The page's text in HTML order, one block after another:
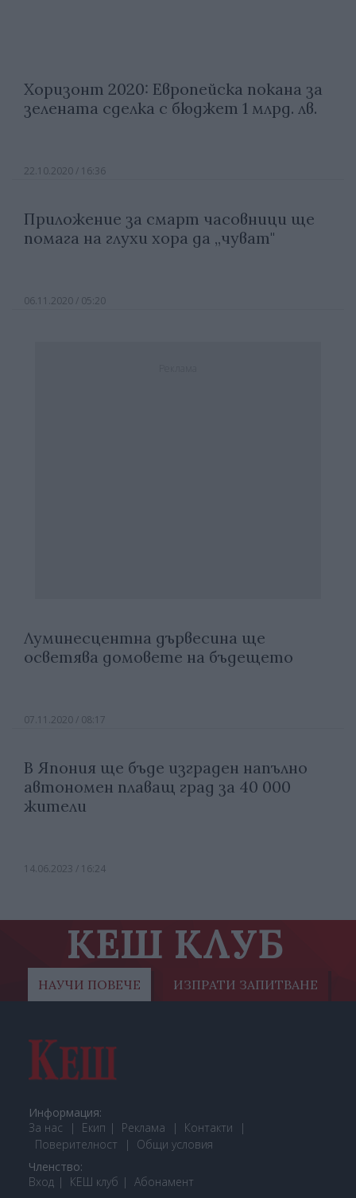
Хоризонт 2020: Европейска покана за
зелената сделка с бюджет 1 млрд. лв.
22.10.2020 / 16:36
Приложение за смарт часовници ще
помага на глухи хора да „чуват"
06.11.2020 / 05:20
Луминесцентна дървесина ще
осветява домовете на бъдещето
07.11.2020 / 08:17
В Япония ще бъде изграден напълно
автономен плаващ град за 40 000
жители
14.06.2023 / 16:24
КЕШ КЛУБ
НАУЧИ ПОВЕЧЕ ИЗПРАТИ ЗАПИТВАНЕ
Информация:
За нас
Екип Реклама
Контакти
Поверителност
Общи условия
Членство:
Вход
КЕШ клуб Абонамент